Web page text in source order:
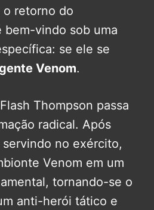
o retorno do
bem-vindo sob uma
se ele se
Venom.
Thompson passa
radical. Após
no exército,
Venom em um
tornando-se o
anti-herói tático e